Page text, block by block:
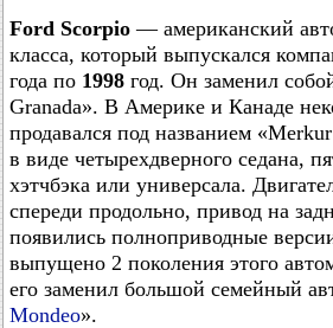
Ford Scorpio — американский
класса, который выпускался
года по 1998 год. Он заменил
Granada». В Америке и Канаде
продавался под названием
в виде четырехдверного седана,
хэтчбэка или универсала.
спереди продольно, привод на
появились полноприводные
выпущено 2 поколения этого
его заменил большой семейный
Mondeo».